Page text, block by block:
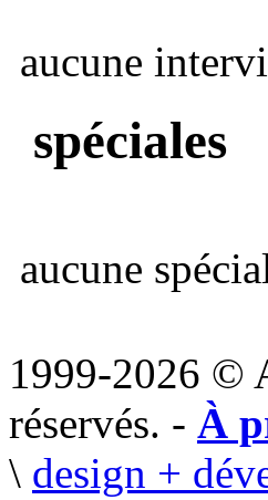
aucune
spéciales
aucune
1999-2026 ©
réservés. - À
\ design +